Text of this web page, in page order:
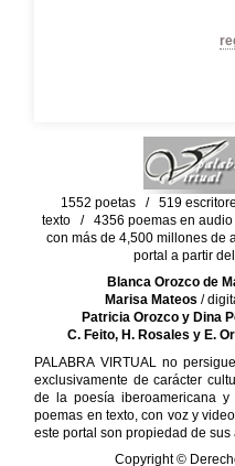
1552 poetas / 519
texto / 4356 poemas en
con más de 4,500 millones de
portal a partir
Blanca Orozco de
Marisa Mateos /
Patricia Orozco y Dina
C. Feito, H. Rosales y E.
PALABRA VIRTUAL no
exclusivamente de carácter
de la poesía iberoamericana y
poemas en texto, con voz y
este portal son propiedad de sus
Copyright ©